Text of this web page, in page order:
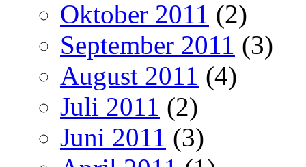
Oktober 2011 (2)
September 2011 (3)
August 2011 (4)
Juli 2011 (2)
Juni 2011 (3)